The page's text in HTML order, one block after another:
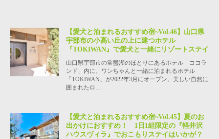
【愛犬と泊まれるおすすめ宿~Vol.46】山口県
宇部市の小高い丘の上に建つホテル
『TOKIWAN』で愛犬と一緒にリゾートステイ
山口県宇部市の常盤湖のほとりにあるホテル「ココラ
ンド」内に、ワンちゃんと一緒に泊まれるホテル
「TOKIWAN」が2022年3月にオープン。美しい自然に
囲まれたロ…
【愛犬と泊まれるおすすめ宿~Vol.45】夏のお
出かけにおすすめ！ 1日1組限定の『軽井沢
ハウスヴィラ』でおこもりステイはいかが？